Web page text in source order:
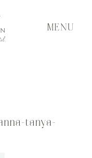
MENU
tanya-